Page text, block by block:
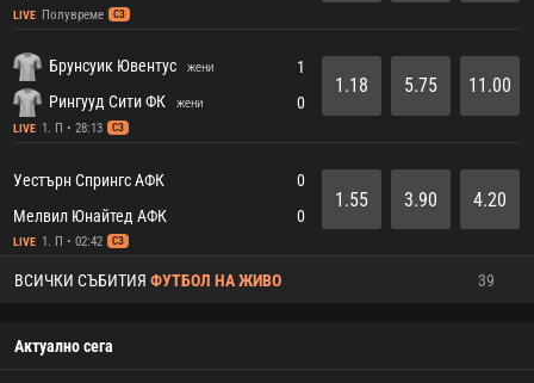
LIVE Полувреме СЗ
Брунсуик Ювентус жени
Рингууд Сити ФК жени
LIVE 1. П • 28:13 СЗ
1
0
1.18 5.75 11.00
Уестърн Спрингс АФК
Мелвил Юнайтед АФК
LIVE 1. П • 02:42 СЗ
0
0
1.55 3.90 4.20
ВСИЧКИ СЪБИТИЯ ФУТБОЛ НА ЖИВО 39
Актуално сега